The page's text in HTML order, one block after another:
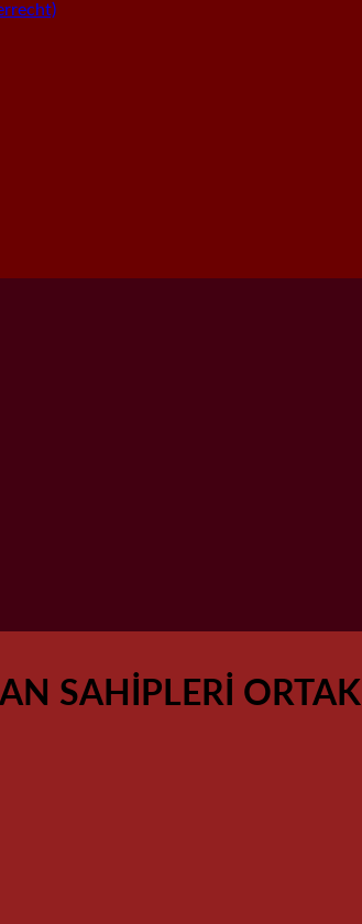
SAHİPLERİ